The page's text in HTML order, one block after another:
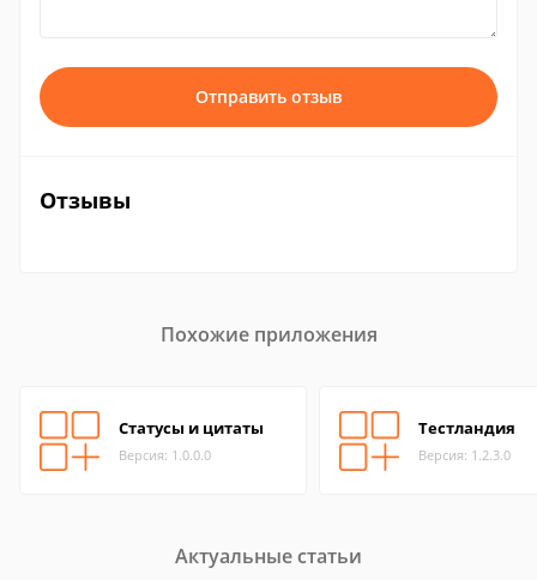
Отправить отзыв
Отзывы
Похожие приложения
Статусы и цитаты
Версия: 1.0.0.0
Тестландия
Версия: 1.2.3.0
Актуальные статьи